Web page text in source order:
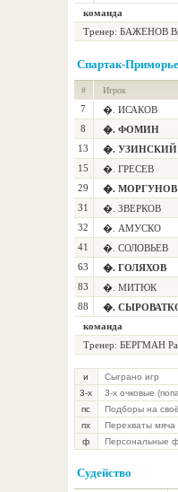
команда
Тренер: БАЖЕНОВ
Спартак-Приморье
# Игрок
7 �. ИСАКОВ
8
�. ФОМИН
13
�. УЗИНСКИЙ
15
�. ГРЕСЕВ
29
�. МОРГУНОВ
31
�. ЗВЕРКОВ
32
�. АМУСКО
41
�. СОЛОВЬЕВ
63
�. ГОЛЯХОВ
83
�. МИТЮК
88
�.
команда
Тренер: БЕРГМАН
и
Сыграно игр
3-х
3-х очковые
пс
Подборы на
пх
Перехваты мяча
ф
Персональные
Судейство